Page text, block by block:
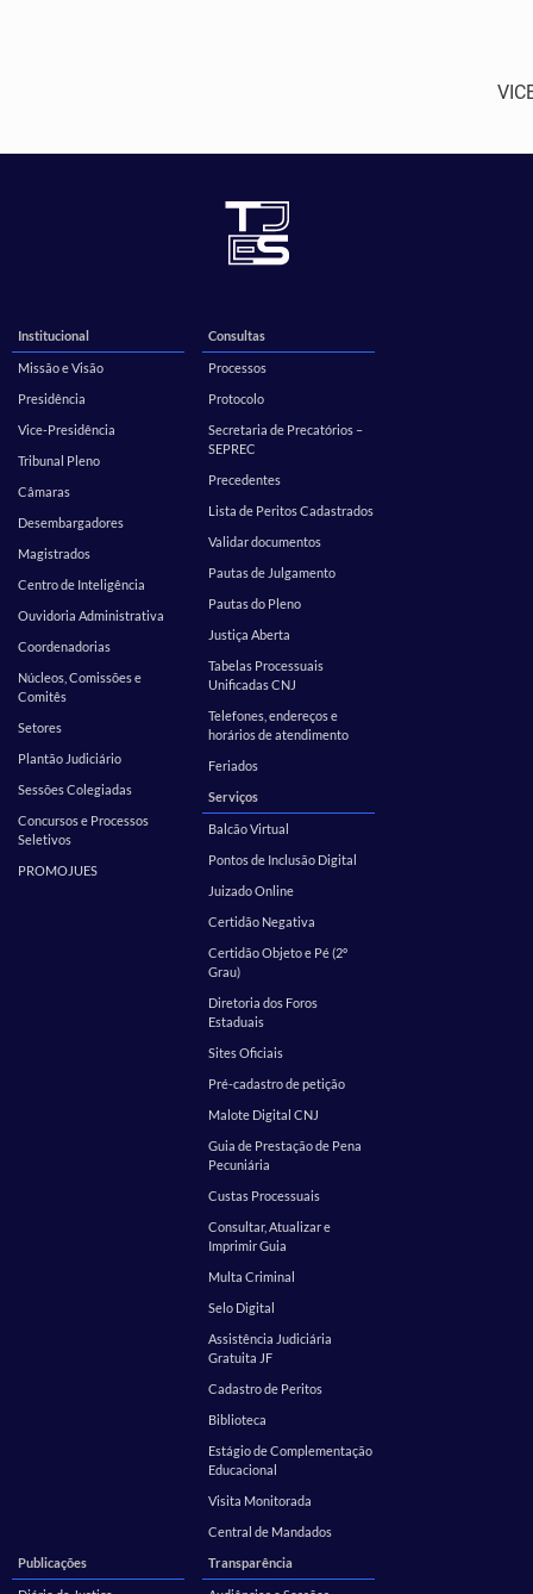
Institucional
Missão e Visão
Presidência
Vice-Presidência
Tribunal Pleno
Câmaras
Desembargadores
Magistrados
Centro de Inteligência
Ouvidoria Administrativa
Coordenadorias
Núcleos, Comissões e
Comitês
Setores
Plantão Judiciário
Sessões Colegiadas
Concursos e Processos
Seletivos
PROMOJUES
Consultas
Processos
Protocolo
Secretaria de Precatórios –
SEPREC
Precedentes
Lista de Peritos Cadastrados
Validar documentos
Pautas de Julgamento
Pautas do Pleno
Justiça Aberta
Tabelas Processuais
Unificadas CNJ
Telefones, endereços e
horários de atendimento
Feriados
Serviços
Balcão Virtual
Pontos de Inclusão Digital
Juizado Online
Certidão Negativa
Certidão Objeto e Pé (2º
Grau)
Diretoria dos Foros
Estaduais
Sites Oficiais
Pré-cadastro de petição
Malote Digital CNJ
Guia de Prestação de Pena
Pecuniária
Custas Processuais
Consultar, Atualizar e
Imprimir Guia
Multa Criminal
Selo Digital
Assistência Judiciária
Gratuita JF
Cadastro de Peritos
Biblioteca
Estágio de Complementação
Educacional
Visita Monitorada
Central de Mandados
Publicações
Transparência